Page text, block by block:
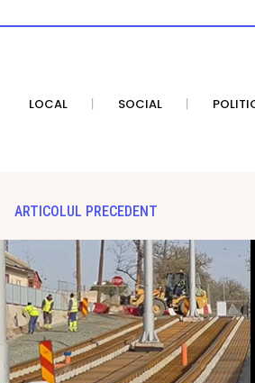
LOCAL SOCIAL
ARTICOLUL PRECEDENT